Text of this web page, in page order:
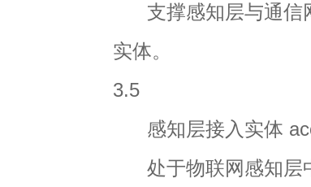
支撑感知层与通信
实体。
3.5
感知层接入实体
处于物联网感知层